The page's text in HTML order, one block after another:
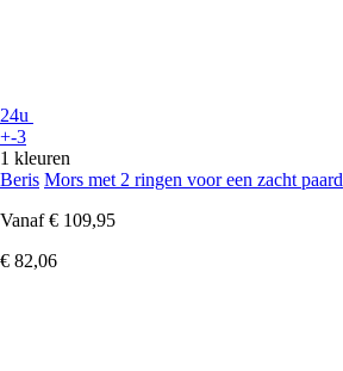
24u
+-3
1 kleuren
Beris Mors met 2 ringen voor een zacht paard
Vanaf € 109,95
€ 82,06